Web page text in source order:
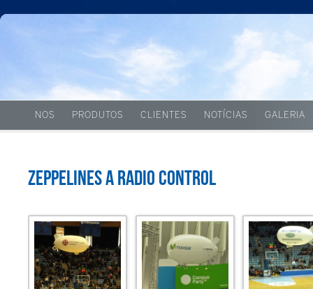
NOS PRODUTOS CLIENTES NOTÍCIAS GALERIA
Zeppelines a radio control